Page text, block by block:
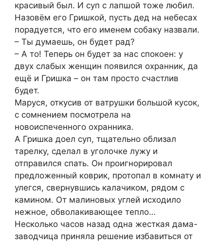
красивый был. И суп с лапшой тоже любил.
Назовём его Гришкой, пусть дед на небесах
порадуется, что его именем собаку назвали.
– Ты думаешь, он будет рад?
– А то! Теперь он будет за нас спокоен: у
двух слабых женщин появился охранник, да
ещё и Гришка – он там просто счастлив
будет.
Маруся, откусив от ватрушки большой кусок,
с сомнением посмотрела на
новоиспеченного охранника.
А Гришка доел суп, тщательно облизал
тарелку, сделал в уголочке лужу и
отправился спать. Он проигнорировал
предложенный коврик, протопал в комнату и
улегся, свернувшись калачиком, рядом с
камином. От малиновых углей исходило
нежное, обволакивающее тепло…
Несколько часов назад одна жесткая дама-
заводчица приняла решение избавиться от